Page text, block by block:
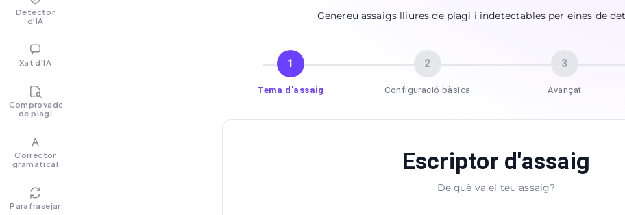
Detector
d'IA
Xat d'IA
Comprovador
de plagi
Corrector
gramatical
Parafrasejar
Genereu assaigs lliures de plagi i indetectables per eines de
1
Tema d'assaig
2
Configuració bàsica
3
Avançat
Escriptor d'assaig
De què va el teu assaig?